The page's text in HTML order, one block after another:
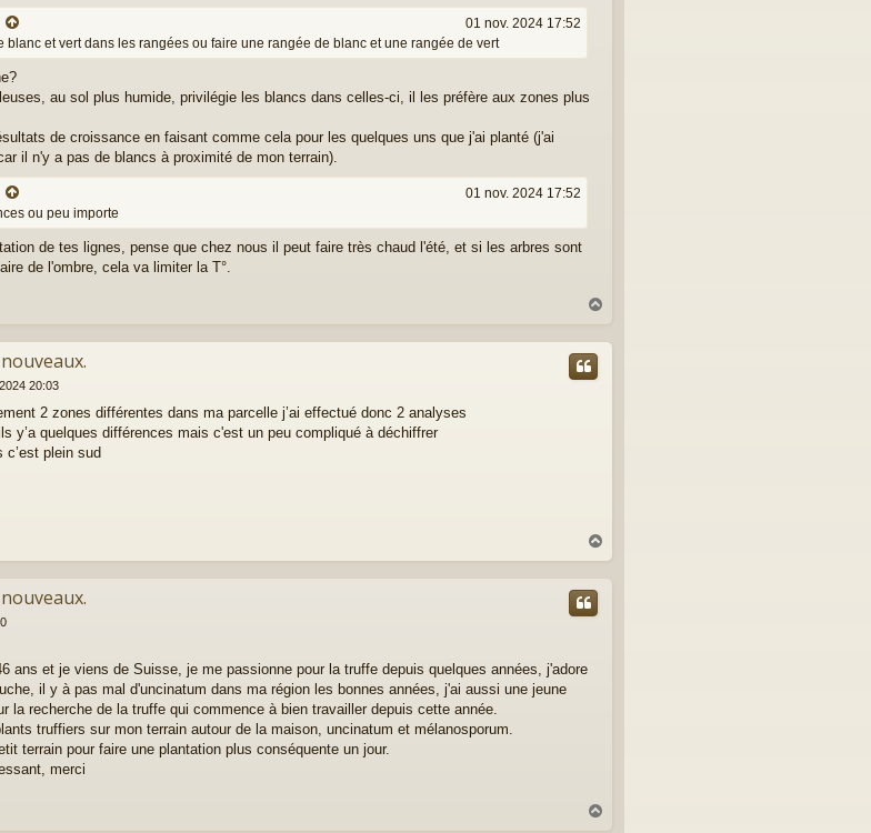
01 nov. 2024 17:52
blanc et vert dans les rangées ou faire une rangée de blanc et une rangée de vert
au sol plus humide, privilégie les blancs dans celles-ci, il les préfère aux zones plus
de croissance en faisant comme cela pour les quelques uns que j'ai planté (j'ai
il n'y a pas de blancs à proximité de mon terrain).
01 nov. 2024 17:52
ou peu importe
de tes lignes, pense que chez nous il peut faire très chaud l'été, et si les arbres sont
de l'ombre, cela va limiter la T°.
u
20:03
2 zones différentes dans ma parcelle j’ai effectué donc 2 analyses
y’a quelques différences mais c'est un peu compliqué à déchiffrer
c’est plein sud
a
ans et je viens de Suisse, je me passionne pour la truffe depuis quelques années, j'adore
il y à pas mal d'uncinatum dans ma région les bonnes années, j'ai aussi une jeune
la recherche de la truffe qui commence à bien travailler depuis cette année.
truffiers sur mon terrain autour de la maison, uncinatum et mélanosporum.
terrain pour faire une plantation plus conséquente un jour.
merci